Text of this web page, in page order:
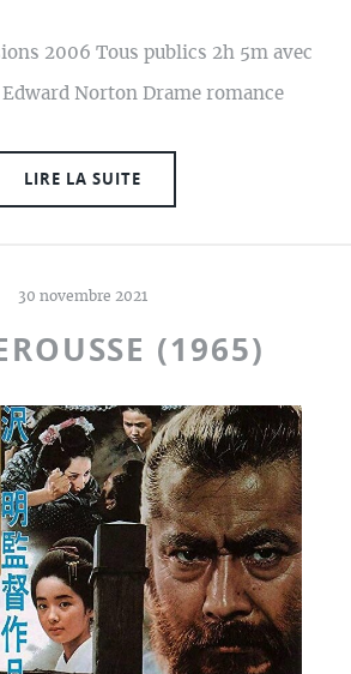
2006 Tous publics 2h 5m avec
Norton Drame romance
LIRE LA SUITE
30 novembre 2021
(1965)